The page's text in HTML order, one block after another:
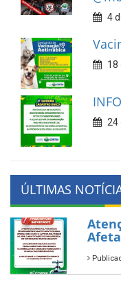
4
18
24
ÚLTIMAS